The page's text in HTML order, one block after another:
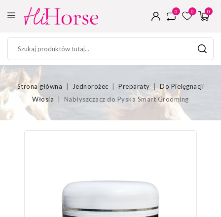
0
0
0
Strona główna Jednorożec Preparaty
Do Pielęgnacji
Włosia
Nabłyszczacz do Pyska Smart Grooming